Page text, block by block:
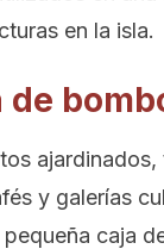
en la isla.
de
y galerías
caja